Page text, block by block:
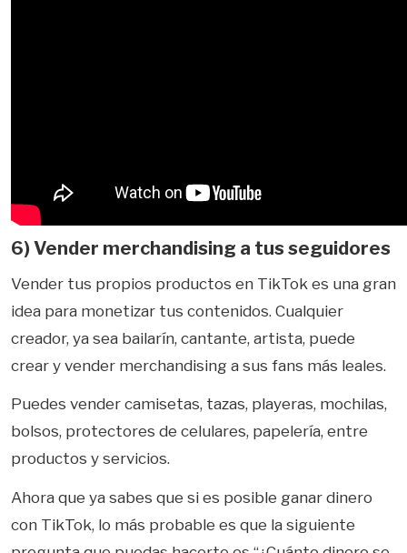
6) Vender merchandising a tus seguidores
Vender tus propios productos en TikTok es una gran
idea para monetizar tus contenidos. Cualquier
creador, ya sea bailarín, cantante, artista, puede
crear y vender merchandising a sus fans más leales.
Puedes vender camisetas, tazas, playeras, mochilas,
bolsos, protectores de celulares, papelería, entre
productos y servicios.
Ahora que ya sabes que si es posible ganar dinero
con TikTok, lo más probable es que la siguiente